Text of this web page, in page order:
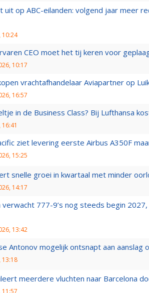
uit op ABC-eilanden: volgend jaar meer
10:24
CEO moet het tij keren voor
10:17
vrachtafhandelaar Aviapartner op
16:57
in de Business Class? Bij Lufthansa
ziet levering eerste Airbus A350F
15:25
snelle groei in kwartaal met minder
14:17
verwacht 777-9’s nog steeds begin
13:42
Antonov mogelijk ontsnapt aan aanslag
13:18
meerdere vluchten naar Barcelona
11:57